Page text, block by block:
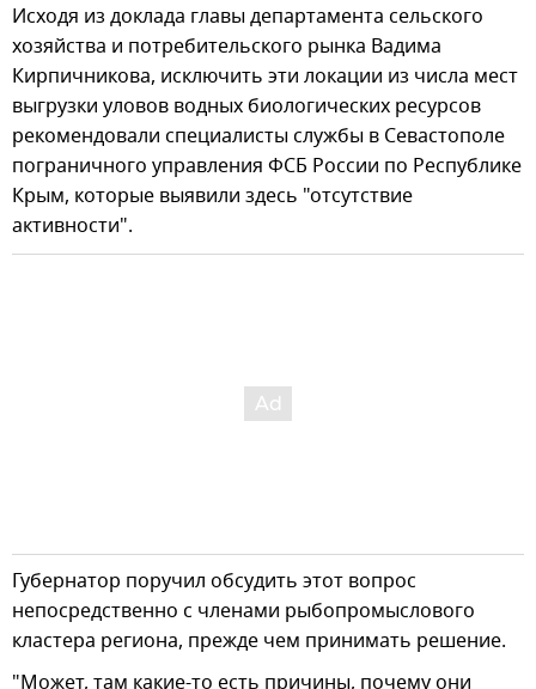
Исходя из доклада главы департамента сельского
хозяйства и потребительского рынка Вадима
Кирпичникова, исключить эти локации из числа мест
выгрузки уловов водных биологических ресурсов
рекомендовали специалисты службы в Севастополе
пограничного управления ФСБ России по Республике
Крым, которые выявили здесь "отсутствие
активности".
Губернатор поручил обсудить этот вопрос
непосредственно с членами рыбопромыслового
кластера региона, прежде чем принимать решение.
"Может, там какие-то есть причины, почему они